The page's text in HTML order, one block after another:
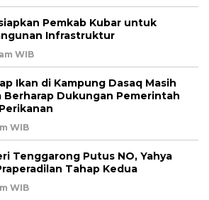
Pemkab Kubar untuk
Infrastruktur
WIB
Ikan di Kampung Dasaq Masih
Berharap Dukungan Pemerintah
WIB
Tenggarong Putus NO, Yahya
Tahap Kedua
WIB